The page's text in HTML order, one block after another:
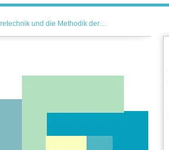
und die Methodik der…